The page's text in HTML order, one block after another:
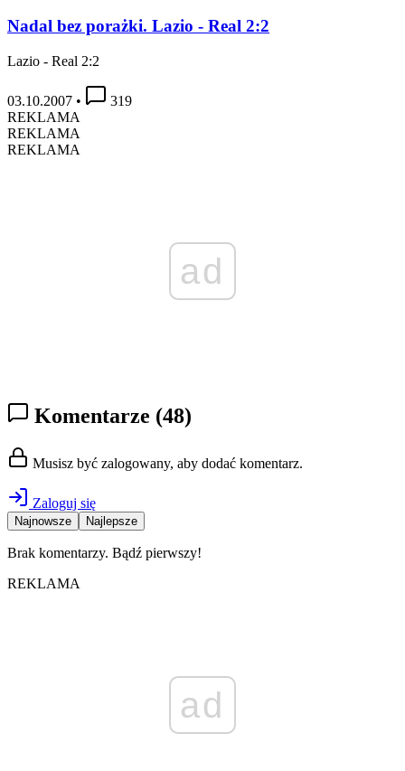
Nadal bez porażki. Lazio - Real 2:2
Lazio - Real 2:2
03.10.2007 •
319
REKLAMA
REKLAMA
REKLAMA
ad
Komentarze (48)
Musisz być zalogowany, aby dodać komentarz.
Zaloguj się
Najnowsze Najlepsze
Brak komentarzy. Bądź pierwszy!
REKLAMA
ad